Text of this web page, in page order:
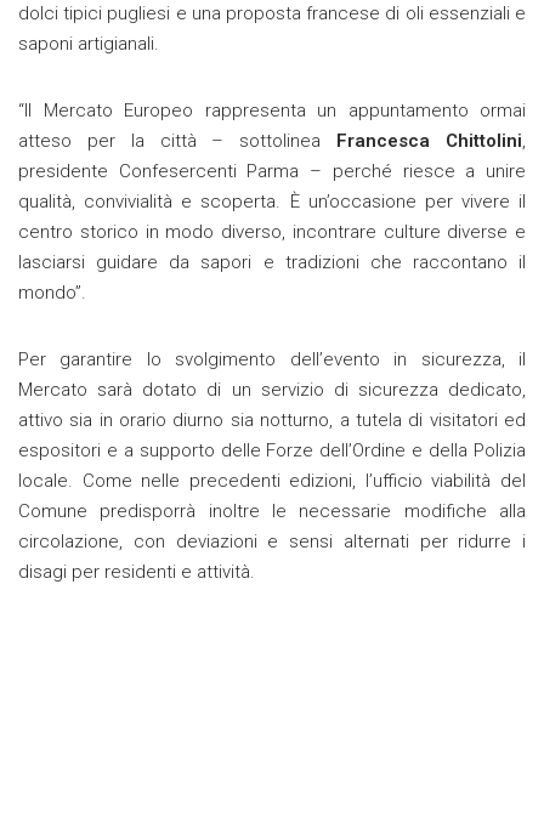
dolci tipici pugliesi e una proposta francese di oli essenziali e
saponi artigianali.
“Il Mercato Europeo rappresenta un appuntamento ormai
atteso per la città – sottolinea Francesca Chittolini
presidente Confesercenti Parma – perché riesce a unire
qualità, convivialità e scoperta. È un’occasione per vivere il
centro storico in modo diverso, incontrare culture diverse e
lasciarsi guidare da sapori e tradizioni che raccontano il
mondo”.
Per garantire lo svolgimento dell’evento in sicurezza, il
Mercato sarà dotato di un servizio di sicurezza dedicato,
attivo sia in orario diurno sia notturno, a tutela di visitatori ed
espositori e a supporto delle Forze dell’Ordine e della Polizia
locale. Come nelle precedenti edizioni, l’ufficio viabilità del
Comune predisporrà inoltre le necessarie modifiche alla
circolazione, con deviazioni e sensi alternati per ridurre i
disagi per residenti e attività.